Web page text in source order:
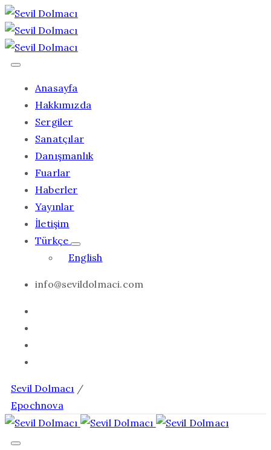
Anasayfa
Hakkımızda
Sergiler
Sanatçılar
Danışmanlık
Fuarlar
Haberler
Yayınlar
İletişim
Türkçe
English
info@sevildolmaci.com
Sevil Dolmacı /
Epochnova